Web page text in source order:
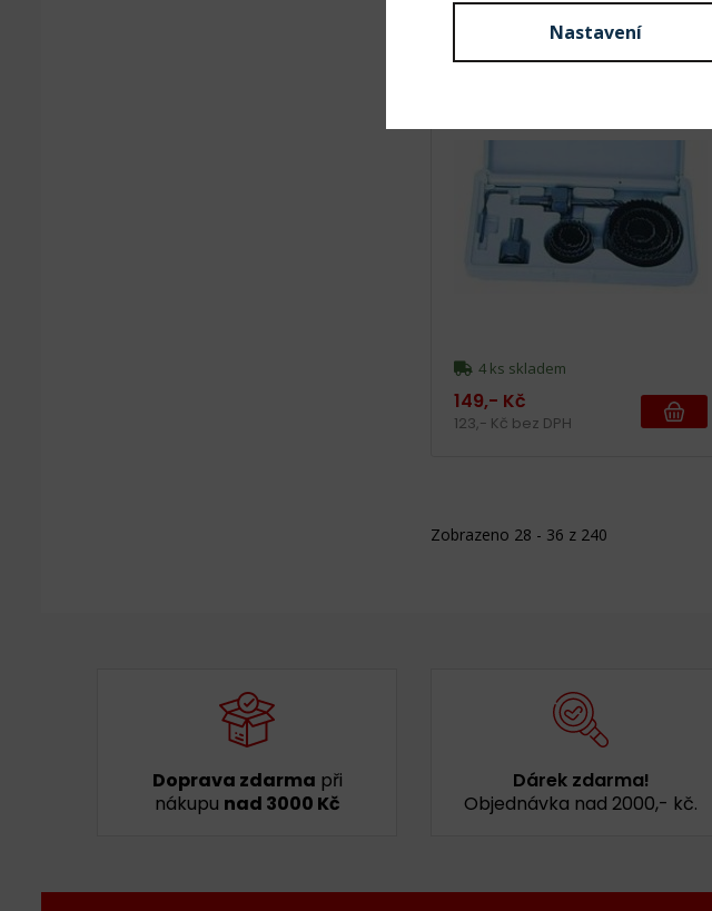
4 ks skladem
149,- Kč
123,- Kč bez DPH
Zobrazeno 28 - 36 z 240
Doprava zdarma při
nákupu nad 3000 Kč
Dárek zdarma!
Objednávka nad 2000,- kč.
Nastavení